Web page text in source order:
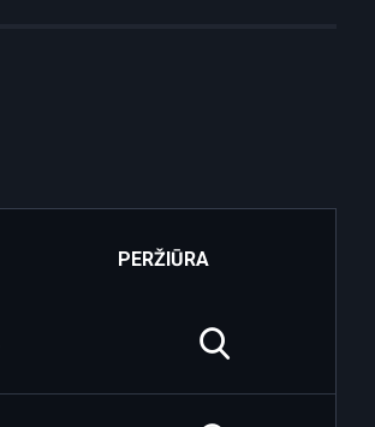
PERŽIŪRA